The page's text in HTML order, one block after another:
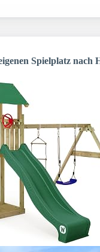
Spielplatz nach